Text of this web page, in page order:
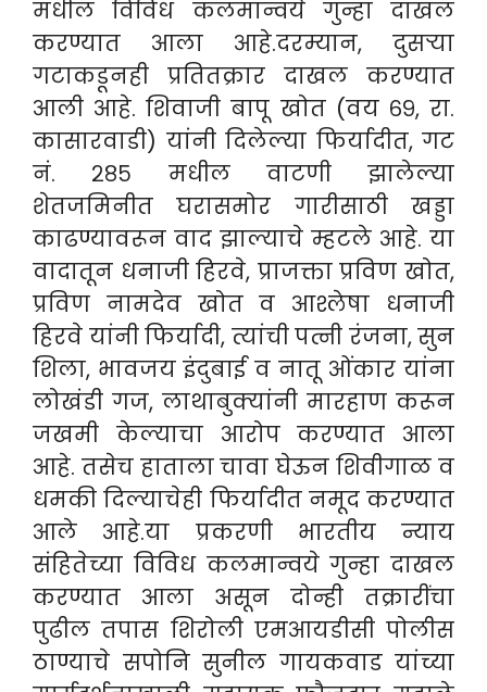
मधील विविध कलमान्वये गुन्हा दाखल
करण्यात आला आहे.दरम्यान, दुसऱ्या
गटाकडूनही प्रतितक्रार दाखल करण्यात
आली आहे. शिवाजी बापू खोत (वय ६९, रा.
कासारवाडी) यांनी दिलेल्या फिर्यादीत, गट
नं. २८५ मधील वाटणी झालेल्या
शेतजमिनीत घरासमोर गारीसाठी खड्डा
काढण्यावरून वाद झाल्याचे म्हटले आहे. या
वादातून धनाजी हिरवे, प्राजक्ता प्रविण खोत,
प्रविण नामदेव खोत व आश्लेषा धनाजी
हिरवे यांनी फिर्यादी, त्यांची पत्नी रंजना, सुन
शिला, भावजय इंदुबाई व नातू ओंकार यांना
लोखंडी गज, लाथाबुक्यांनी मारहाण करून
जखमी केल्याचा आरोप करण्यात आला
आहे. तसेच हाताला चावा घेऊन शिवीगाळ व
धमकी दिल्याचेही फिर्यादीत नमूद करण्यात
आले आहे.या प्रकरणी भारतीय न्याय
संहितेच्या विविध कलमान्वये गुन्हा दाखल
करण्यात आला असून दोन्ही तक्रारींचा
पुढील तपास शिरोली एमआयडीसी पोलीस
ठाण्याचे सपोनि सुनील गायकवाड यांच्या